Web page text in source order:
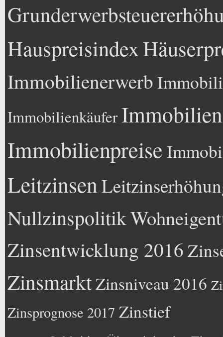
Hauspreisindex
Immobilienerwerb
Immobilienkäufer
Immobilienpreise
Leitzinsen
Nullzinspolitik
Zinsentwicklung 2016
ZinsmarktZinsniveau 2016
Zinsprognose 2017 Zinstief